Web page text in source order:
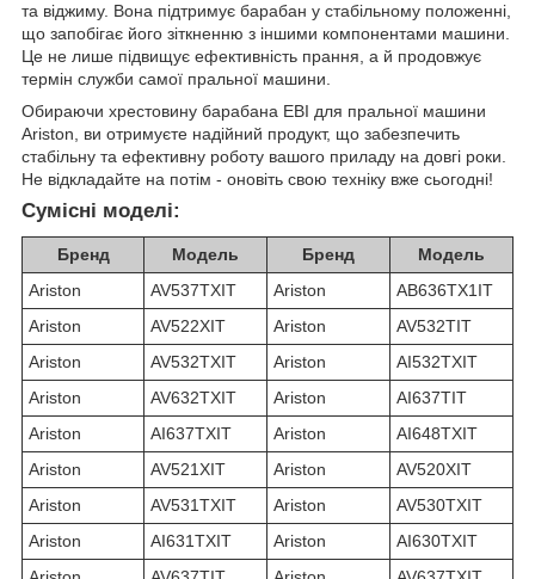
та віджиму. Вона підтримує барабан у стабільному положенні,
що запобігає його зіткненню з іншими компонентами машини.
Це не лише підвищує ефективність прання, а й продовжує
термін служби самої пральної машини.
Обираючи хрестовину барабана EBI для пральної машини
Ariston, ви отримуєте надійний продукт, що забезпечить
стабільну та ефективну роботу вашого приладу на довгі роки.
Не відкладайте на потім - оновіть свою техніку вже сьогодні!
Сумісні моделі:
Бренд Модель Бренд
Модель
Ariston
AV537TXIT Ariston
AB636TX1IT
Ariston
AV522XIT Ariston
AV532TIT
Ariston
AV532TXIT Ariston
AI532TXIT
Ariston
AV632TXIT Ariston
AI637TIT
Ariston
AI637TXIT Ariston
AI648TXIT
Ariston
AV521XIT Ariston
AV520XIT
Ariston
AV531TXIT Ariston
AV530TXIT
Ariston
AI631TXIT Ariston
AI630TXIT